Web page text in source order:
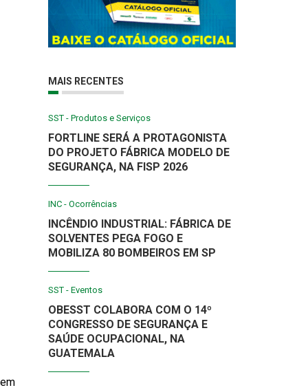
MAIS RECENTES
SST - Produtos e Serviços
FORTLINE SERÁ A PROTAGONISTA
DO PROJETO FÁBRICA MODELO DE
SEGURANÇA, NA FISP 2026
INC - Ocorrências
INCÊNDIO INDUSTRIAL: FÁBRICA DE
SOLVENTES PEGA FOGO E
MOBILIZA 80 BOMBEIROS EM SP
SST - Eventos
OBESST COLABORA COM O 14º
CONGRESSO DE SEGURANÇA E
SAÚDE OCUPACIONAL, NA
GUATEMALA